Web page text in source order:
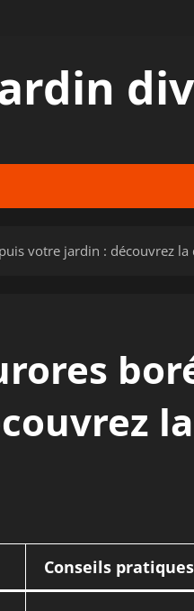
votre jardin : découvrez
Conseils pratiques